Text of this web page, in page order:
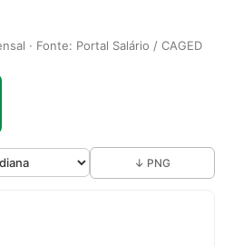
· Fonte: Portal Salário / CAGED
↓ PNG